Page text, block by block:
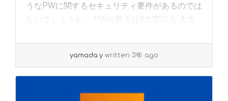
うなPWに関するセキュリティ要件があるのでは
ないでしょうか。 PWの長さは8文字以上 大文
yamada.y written 3年 ago